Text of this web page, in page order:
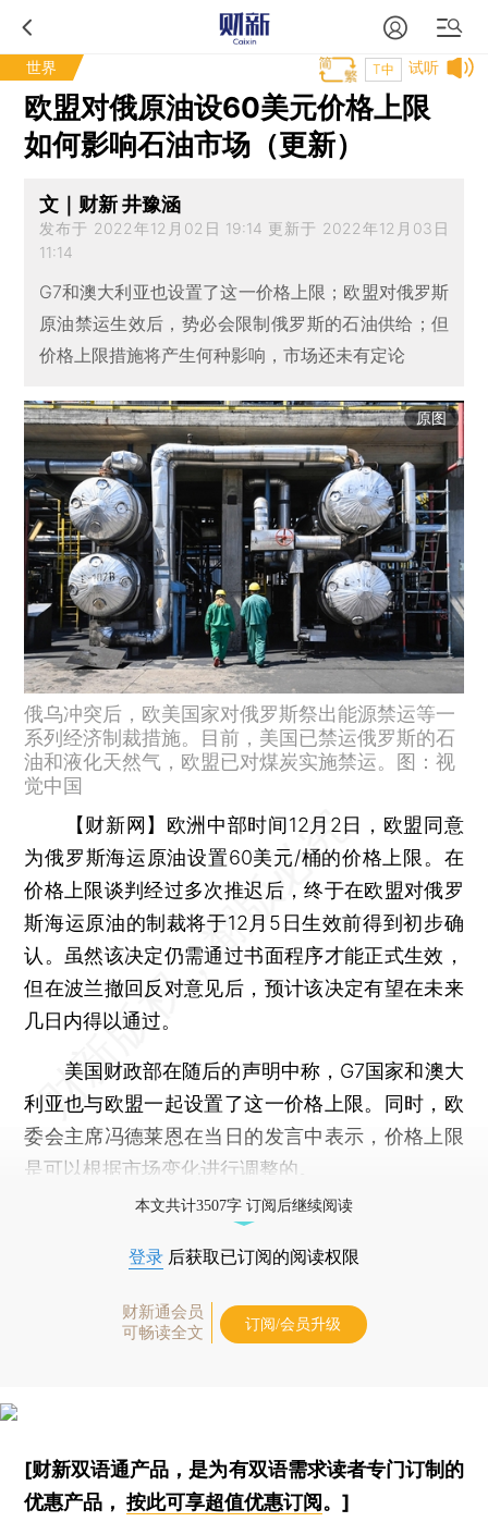
世界 试听
T中
欧盟对俄原油设60美元价格上限
如何影响石油市场（更新）
文｜财新 井豫涵
发布于 2022年12月02日 19:14 更新于 2022年12月03日
11:14
G7和澳大利亚也设置了这一价格上限；欧盟对俄罗斯
原油禁运生效后，势必会限制俄罗斯的石油供给；但
价格上限措施将产生何种影响，市场还未有定论
原图
俄乌冲突后，欧美国家对俄罗斯祭出能源禁运等一
系列经济制裁措施。目前，美国已禁运俄罗斯的石
油和液化天然气，欧盟已对煤炭实施禁运。图：视
觉中国
【财新网】 欧洲中部时间12月2日，欧盟同意
为俄罗斯海运原油设置60美元/桶的价格上限。在
价格上限谈判经过多次推迟后，终于在欧盟对俄罗
斯海运原油的制裁将于12月5日生效前得到初步确
认。虽然该决定仍需通过书面程序才能正式生效，
但在波兰撤回反对意见后，预计该决定有望在未来
几日内得以通过。
美国财政部在随后的声明中称，G7国家和澳大
利亚也与欧盟一起设置了这一价格上限。同时，欧
委会主席冯德莱恩在当日的发言中表示，价格上限
是可以根据市场变化进行调整的。
本文共计3507字 订阅后继续阅读
登录 后获取已订阅的阅读权限
财新通会员
可畅读全文
订阅/会员升级
[财新双语通产品，是为有双语需求读者专门订制的
优惠产品，按此可享超值优惠订阅。]